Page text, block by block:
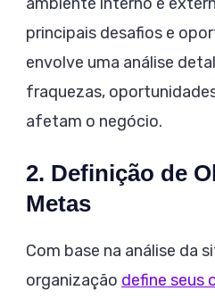
ambiente interno e
principais desafios e
envolve uma análise
fraquezas,
afetam o negócio.
2. Definição de
Metas
Com base na análise da
organização define seus